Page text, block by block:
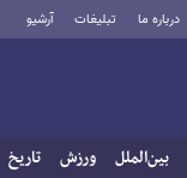
درباره ما تبلیغات آرشیو
بین‌الملل ورزش تاریخ